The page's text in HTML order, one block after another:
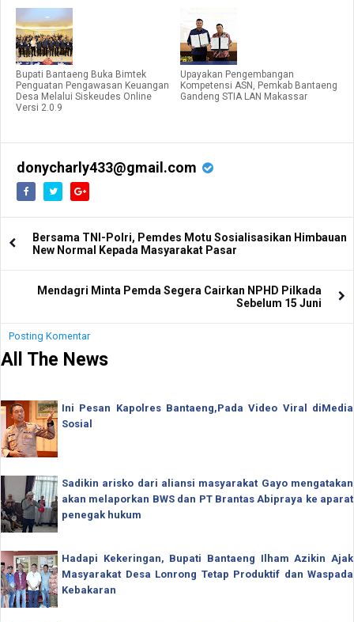
Bupati Bantaeng Buka Bimtek
Penguatan Pengawasan Keuangan
Desa Melalui Siskeudes Online
Versi 2.0.9
Upayakan Pengembangan
Kompetensi ASN, Pemkab Bantaeng
Gandeng STIA LAN Makassar
donycharly433@gmail.com
Bersama TNI-Polri, Pemdes Motu Sosialisasikan Himbauan
New Normal Kepada Masyarakat Pasar
Mendagri Minta Pemda Segera Cairkan NPHD Pilkada
Sebelum 15 Juni
Posting Komentar
All The News
Ini Pesan Kapolres Bantaeng,Pada Video Viral diMedia
Sosial
Sadikin arisko dari aliansi masyarakat Gayo mengatakan
akan melaporkan BWS dan PT Brantas Abipraya ke aparat
penegak hukum
Hadapi Kekeringan, Bupati Bantaeng Ilham Azikin Ajak
Masyarakat Desa Lonrong Tetap Produktif dan Waspada
Kebakaran